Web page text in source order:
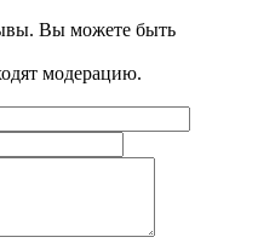
Вы можете быть
модерацию.